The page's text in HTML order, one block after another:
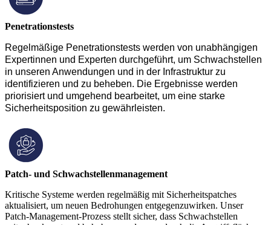
Penetrationstests
Regelmäßige Penetrationstests werden von unabhängigen
Expertinnen und Experten durchgeführt, um Schwachstellen
in unseren Anwendungen und in der Infrastruktur zu
identifizieren und zu beheben. Die Ergebnisse werden
priorisiert und umgehend bearbeitet, um eine starke
Sicherheitsposition zu gewährleisten.
Patch- und Schwachstellenmanagement
Kritische Systeme werden regelmäßig mit Sicherheitspatches
aktualisiert, um neuen Bedrohungen entgegenzuwirken. Unser
Patch-Management-Prozess stellt sicher, dass Schwachstellen